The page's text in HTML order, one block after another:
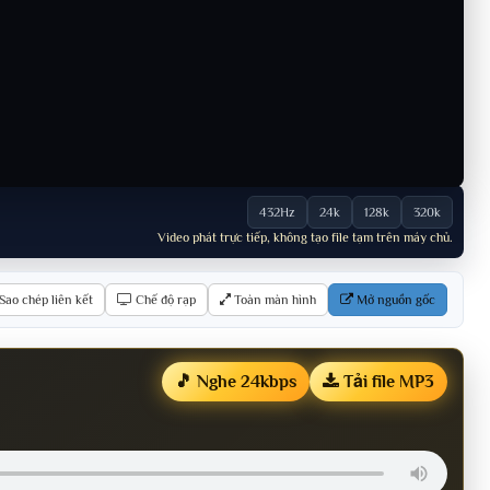
432Hz 24k 128k
320k
Video phát trực tiếp, không tạo file tạm trên máy chủ.
Sao chép liên kết Chế độ rạp Toàn màn hình Mở nguồn gốc
🎵 Nghe 24kbps Tải file MP3